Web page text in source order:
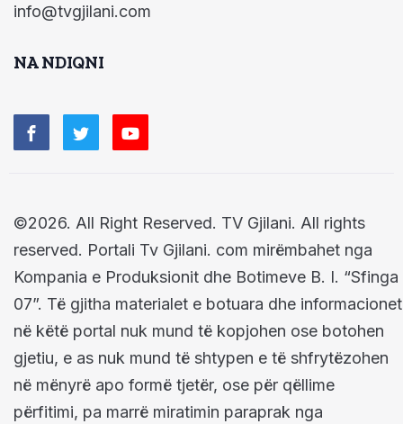
info@tvgjilani.com
NA NDIQNI
©2026. All Right Reserved. TV Gjilani. All rights
reserved. Portali Tv Gjilani. com mirëmbahet nga
Kompania e Produksionit dhe Botimeve B. I. “Sfinga
07”. Të gjitha materialet e botuara dhe informacionet
në këtë portal nuk mund të kopjohen ose botohen
gjetiu, e as nuk mund të shtypen e të shfrytëzohen
në mënyrë apo formë tjetër, ose për qëllime
përfitimi, pa marrë miratimin paraprak nga